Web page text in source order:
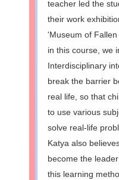
teacher led the
their work
'Museum of
in this course, we
Interdisciplinary
break the barrier
real life, so that
to use various
solve real-life
Katya also
become the
this learning